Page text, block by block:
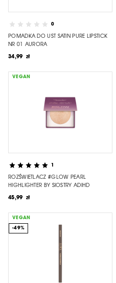
0
POMADKA DO UST SATIN PURE LIPSTICK
NR 01 AURORA
34,99 zł
VEGAN
1
ROZŚWIETLACZ #GLOW PEARL
HIGHLIGHTER BY SIOSTRY ADIHD
45,99 zł
VEGAN
-49%